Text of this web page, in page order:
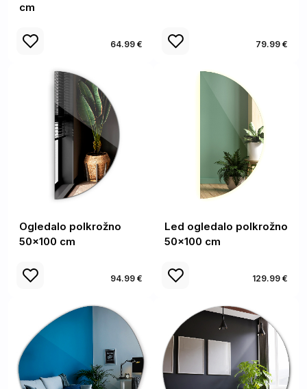
cm
64.99 € 79.99 €
Ogledalo polkrožno
50x100 cm
94.99 €
Led ogledalo polkrožno
50x100 cm
129.99 €